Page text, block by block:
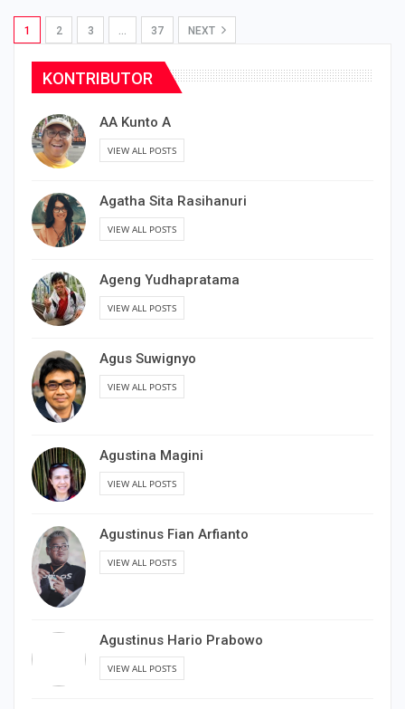
1 2 3 … 37 NEXT
KONTRIBUTOR
AA Kunto A
VIEW ALL POSTS
Agatha Sita Rasihanuri
VIEW ALL POSTS
Ageng Yudhapratama
VIEW ALL POSTS
Agus Suwignyo
VIEW ALL POSTS
Agustina Magini
VIEW ALL POSTS
Agustinus Fian Arfianto
VIEW ALL POSTS
Agustinus Hario Prabowo
VIEW ALL POSTS